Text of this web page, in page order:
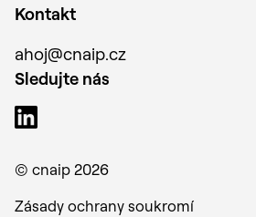
Kontakt
ahoj@cnaip.cz
Sledujte nás
© cnaip2026
Zásady ochrany soukromí